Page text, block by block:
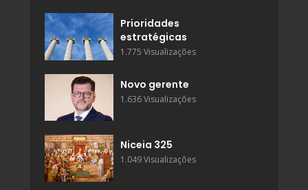
Prioridades
estratégicas
1.775 Visualizações
Novo gerente
1.636 Visualizações
Niceia 325
1.049 Visualizações